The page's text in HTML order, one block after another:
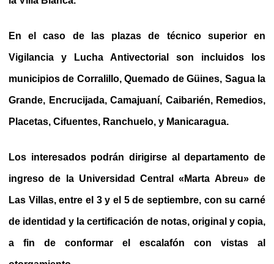
En el caso de las plazas de técnico superior en
Vigilancia y Lucha Antivectorial son incluidos los
municipios de Corralillo, Quemado de Güines, Sagua la
Grande, Encrucijada, Camajuaní, Caibarién, Remedios,
Placetas, Cifuentes, Ranchuelo, y Manicaragua.
Los interesados podrán dirigirse al departamento de
ingreso de la Universidad Central «Marta Abreu» de
Las Villas, entre el 3 y el 5 de septiembre, con su carné
de identidad y la certificación de notas, original y copia,
a fin de conformar el escalafón con vistas al